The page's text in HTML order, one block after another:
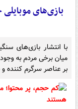
بازی‌های
با انتشار بازی‌های
میان برخی مردم به
بر عناصر سرگرم کننده